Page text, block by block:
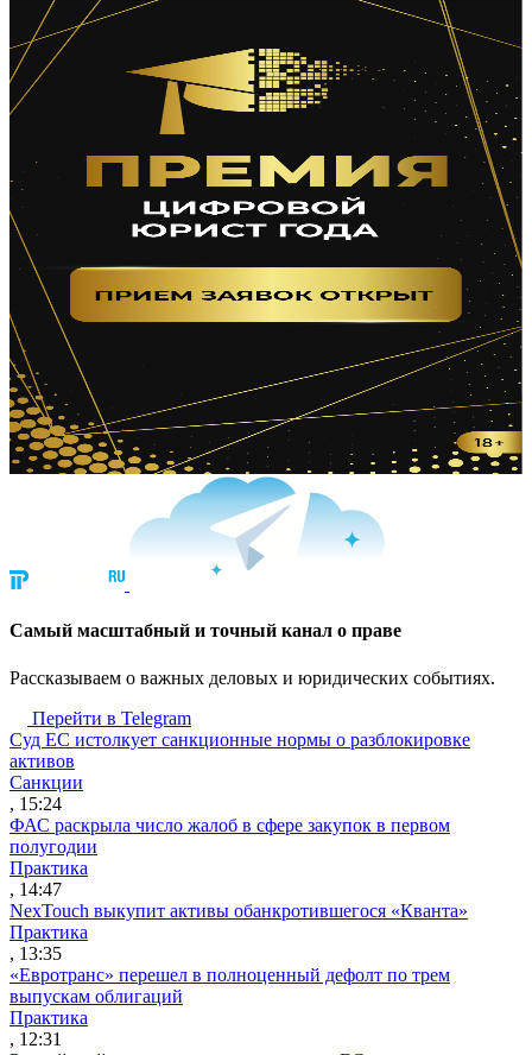
Cамый масштабный и точный канал о праве
Рассказываем о важных деловых и юридических событиях.
Перейти в Telegram
Суд ЕС истолкует санкционные нормы о разблокировке
активов
Санкции
, 15:24
ФАС раскрыла число жалоб в сфере закупок в первом
полугодии
Практика
, 14:47
NexTouch выкупит активы обанкротившегося «Кванта»
Практика
, 13:35
«Евротранс» перешел в полноценный дефолт по трем
выпускам облигаций
Практика
, 12:31